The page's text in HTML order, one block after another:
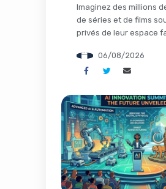
Imaginez des millions
de séries et de films
privés de leur espace
partager memes et
visionnages en
passé avec la
Time, une application
avait conquis plus de
millions d’installations.
l’histoire ne s’arrête
06/08/2026